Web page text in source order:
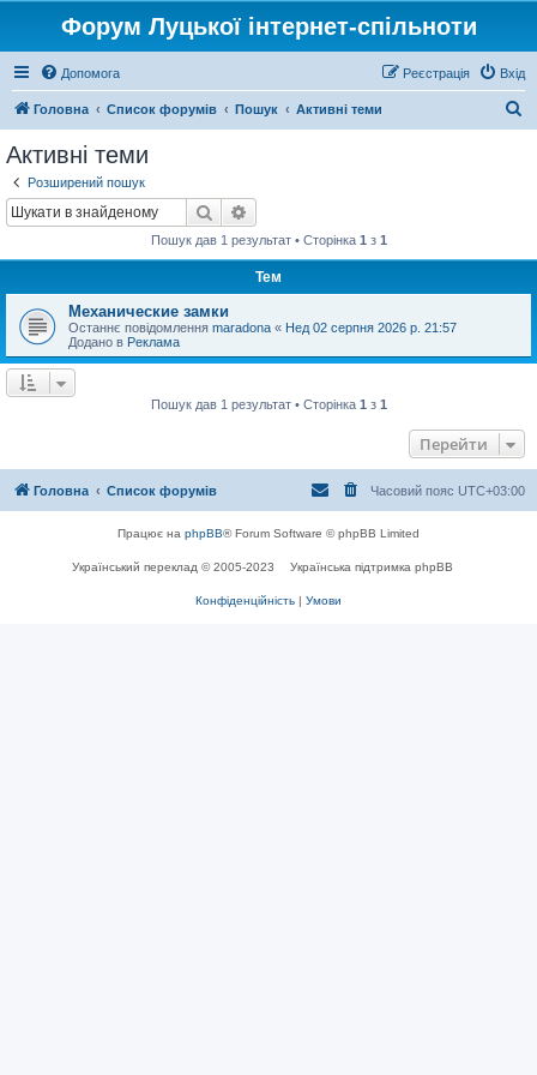
Форум Луцької інтернет-спільноти
Допомога Вхід
Реєстрація
Головна Список форумів Пошук Активні теми
Активні теми
Розширений пошук
Пошук
Пошук дав 1 результат • Сторінка 1 з 1
Тем
Механические замки
Останнє повідомлення maradona « Нед 02 серпня 2026 р. 21:57
Додано в Реклама
Пошук дав 1 результат • Сторінка 1 з 1
Перейти
Головна Список форумів Часовий пояс UTC+03:00
Працює на phpBB® Forum Software © phpBB Limited
Український переклад © 2005-2023 Українська підтримка phpBB
Конфіденційність | Умови